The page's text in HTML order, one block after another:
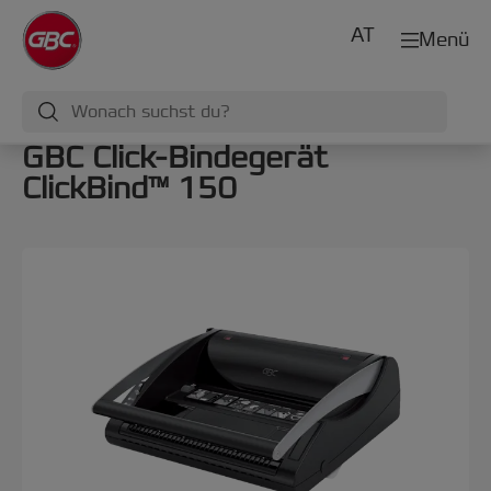
Menü
AT
GBC Click-Bindegerät
ClickBind™ 150